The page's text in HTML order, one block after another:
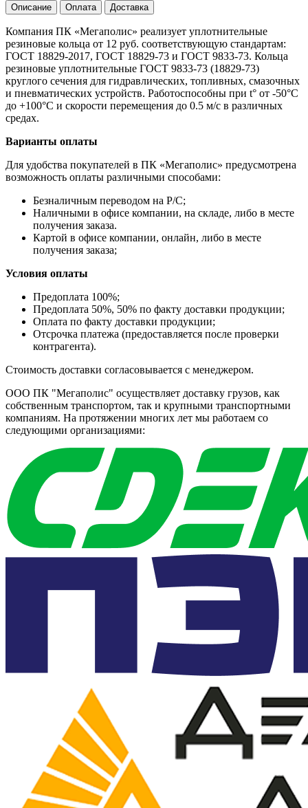
Описание Оплата Доставка
Компания ПК «Мегаполис» реализует уплотнительные
резиновые кольца от 12 руб. соответствующую стандартам:
ГОСТ 18829-2017, ГОСТ 18829-73 и ГОСТ 9833-73. Кольца
резиновые уплотнительные ГОСТ 9833-73 (18829-73)
круглого сечения для гидравлических, топливных, смазочных
и пневматических устройств. Работоспособны при t° от -50°С
до +100°С и скорости перемещения до 0.5 м/с в различных
средах.
Варианты оплаты
Для удобства покупателей в ПК «Мегаполис» предусмотрена
возможность оплаты различными способами:
Безналичным переводом на Р/С;
Наличными в офисе компании, на складе, либо в месте
получения заказа.
Картой в офисе компании, онлайн, либо в месте
получения заказа;
Условия оплаты
Предоплата 100%;
Предоплата 50%, 50% по факту доставки продукции;
Оплата по факту доставки продукции;
Отсрочка платежа (предоставляется после проверки
контрагента).
Стоимость доставки согласовывается с менеджером.
ООО ПК "Мегаполис" осуществляет доставку грузов, как
собственным транспортом, так и крупными транспортными
компаниям. На протяжении многих лет мы работаем со
следующими организациями: